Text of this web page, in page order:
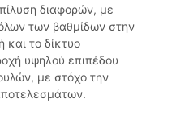
διαφορών, με
των βαθμίδων στην
και το δίκτυο
υψηλού επιπέδου
με στόχο την